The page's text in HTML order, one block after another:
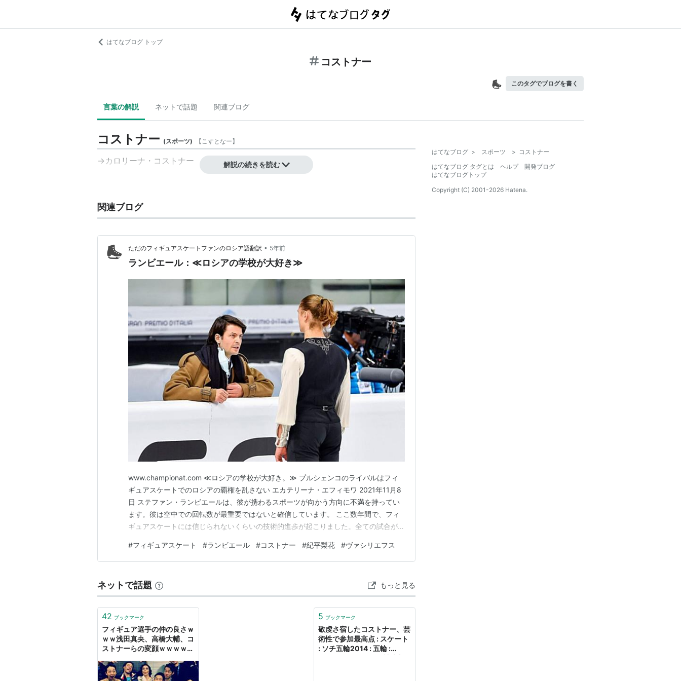
はてなブログ トップ
コストナー
このタグでブログを書く
言葉の解説 ネットで話題 関連ブログ
コストナー (スポーツ) 【こすとなー】
→カロリーナ・コストナー 解説の続きを読む
関連ブログ
ただのフィギュアスケートファンのロシア語翻訳 • 5年前
ランビエール：≪ロシアの学校が大好き≫
www.championat.com ≪ロシアの学校が大好き。≫ プルシェンコのライバルはフィ
ギュアスケートでのロシアの覇権を乱さない エカテリーナ・エフィモワ 2021年11月8
日 ステファン・ランビエールは、彼が携わるスポーツが向かう方向に不満を持ってい
ます。彼は空中での回転数が最重要ではないと確信しています。 ここ数年間で、フィ
ギュアスケートには信じられないくらいの技術的進歩が起こりました。全ての試合が4
のようなフィギュアスケートの進化の方向に満足しているわけではありません。有名な
スイスのスケーター、ステファン…
#フィギュアスケート #ランビエール #コストナー #紀平梨花 #ヴァシリエフス
ネットで話題 もっと見る
42 ブックマーク
フィギュア選手の仲の良さｗ
ｗｗ浅田真央、高橋大輔、コ
ストナーらの変顔ｗｗｗｗ
5 ブックマーク
敬虔さ宿したコストナー、芸
術性で参加最高点 : スケート
: ソチ五輪2014 : 五輪 :
はてなブログ > スポーツ > コストナー
はてなブログ タグとは
ヘルプ
開発ブログ
はてなブログトップ
Copyright (C) 2001-2026 Hatena.